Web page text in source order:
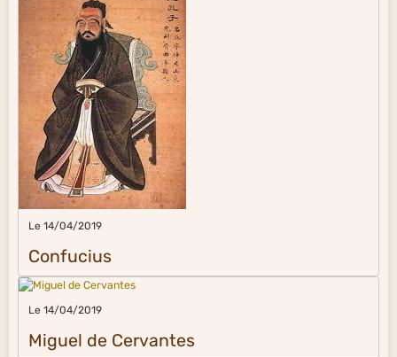
Le 14/04/2019
Confucius
Le 14/04/2019
Miguel de Cervantes